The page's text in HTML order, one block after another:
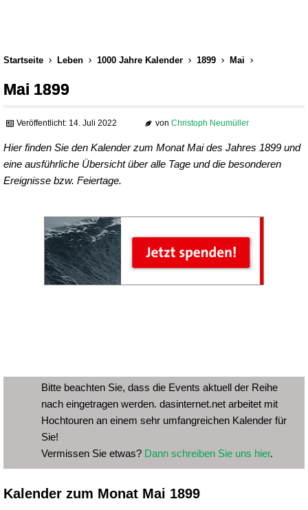
Startseite Leben 1000 Jahre Kalender 1899 Mai
Mai 1899
Veröffentlicht: 14. Juli 2022 von Christoph Neumüller
Hier finden Sie den Kalender zum Monat Mai des Jahres 1899 und
eine ausführliche Übersicht über alle Tage und die besonderen
Ereignisse bzw. Feiertage.
Bitte beachten Sie, dass die Events aktuell der Reihe
nach eingetragen werden. dasinternet.net arbeitet mit
Hochtouren an einem sehr umfangreichen Kalender für
Sie!
Vermissen Sie etwas? Dann schreiben Sie uns hier.
Kalender zum Monat Mai 1899